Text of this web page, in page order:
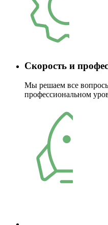
Скорость и
Мы решаем все
профессиональном